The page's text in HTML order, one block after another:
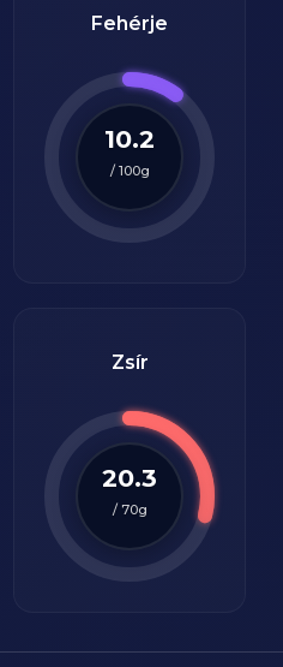
Fehérje
10.2
/100g
Zsír
20.3
/70g